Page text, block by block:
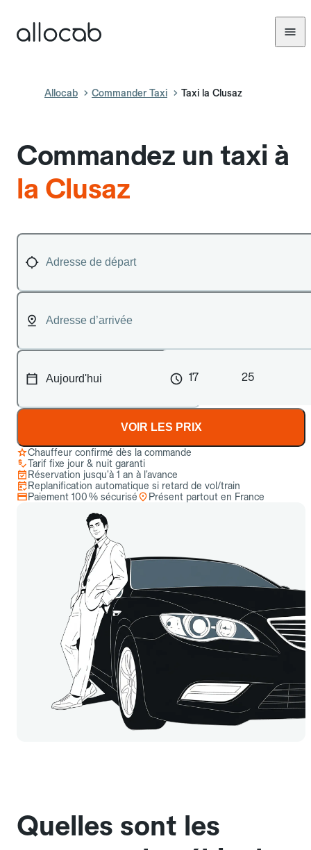
Allocab Commander Taxi Taxi la Clusaz
Commandez un taxi à
la Clusaz
17 25
VOIR LES PRIX
Chauffeur confirmé dès la commande
Tarif fixe jour & nuit garanti
Réservation jusqu’à 1 an à l’avance
Replanification automatique si retard de vol/train
Paiement 100 % sécurisé
Présent partout en France
Quelles sont les